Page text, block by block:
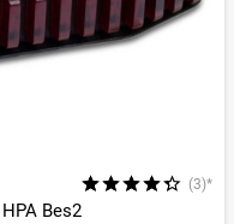
(3)*
Bes2